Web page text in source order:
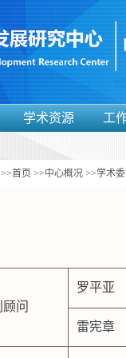
学术资源 工
首页 >>中心概况 >>学术
问
罗平亚
雷宪章